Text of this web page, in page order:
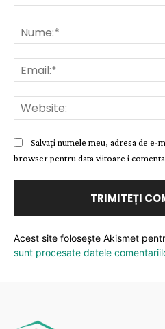
Salvați numele meu, adresa de e-
browser pentru data viitoare i
Acest site folosește Akismet
sunt procesate datele